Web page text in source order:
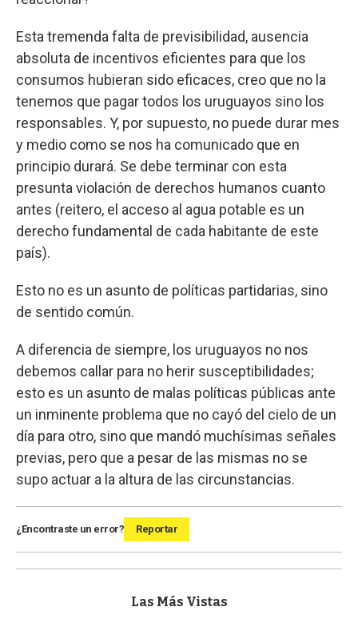
Esta tremenda falta de previsibilidad, ausencia
absoluta de incentivos eficientes para que los
consumos hubieran sido eficaces, creo que no la
tenemos que pagar todos los uruguayos sino los
responsables. Y, por supuesto, no puede durar mes
y medio como se nos ha comunicado que en
principio durará. Se debe terminar con esta
presunta violación de derechos humanos cuanto
antes (reitero, el acceso al agua potable es un
derecho fundamental de cada habitante de este
país).
Esto no es un asunto de políticas partidarias, sino
de sentido común.
A diferencia de siempre, los uruguayos no nos
debemos callar para no herir susceptibilidades;
esto es un asunto de malas políticas públicas ante
un inminente problema que no cayó del cielo de un
día para otro, sino que mandó muchísimas señales
previas, pero que a pesar de las mismas no se
supo actuar a la altura de las circunstancias.
¿Encontraste un error? Reportar
Las Más Vistas